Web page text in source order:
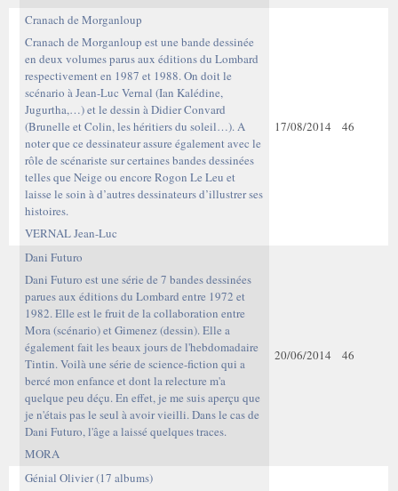
Cranach de Morganloup
Cranach de Morganloup est une bande dessinée
en deux volumes parus aux éditions du Lombard
respectivement en 1987 et 1988. On doit le
scénario à Jean-Luc Vernal (Ian Kalédine,
Jugurtha,…) et le dessin à Didier Convard
(Brunelle et Colin, les héritiers du soleil…). A
noter que ce dessinateur assure également avec le
rôle de scénariste sur certaines bandes dessinées
telles que Neige ou encore Rogon Le Leu et
laisse le soin à d’autres dessinateurs d’illustrer ses
histoires.
VERNAL Jean-Luc
17/08/2014 46
Dani Futuro
Dani Futuro est une série de 7 bandes dessinées
parues aux éditions du Lombard entre 1972 et
1982. Elle est le fruit de la collaboration entre
Mora (scénario) et Gimenez (dessin). Elle a
également fait les beaux jours de l'hebdomadaire
Tintin. Voilà une série de science-fiction qui a
bercé mon enfance et dont la relecture m'a
quelque peu déçu. En effet, je me suis aperçu que
je n'étais pas le seul à avoir vieilli. Dans le cas de
Dani Futuro, l'âge a laissé quelques traces.
MORA
20/06/2014 46
Génial Olivier (17 albums)